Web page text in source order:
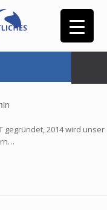
gegründet, 2014 wird unser